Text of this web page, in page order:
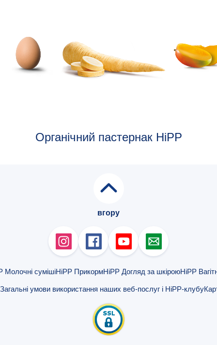
Органічний пастернак HiPP
вгору
Молочні сумішіHiPP ПрикормHiPP Догляд за шкіроюHiPP
Загальні умови використання наших веб-послуг і HiPP-клубу